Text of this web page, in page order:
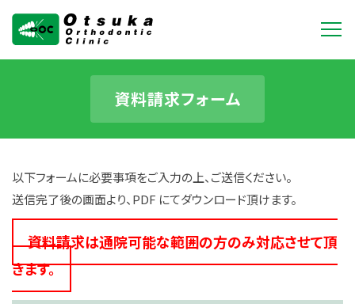
大塚矯正歯科クリニ
資料請求フォーム
以下フォームに必要事項をご入力の上、ご送信ください。
送信完了後の画面より、PDF にてダウンロード頂けます。
資料請求は通院可能な範囲の方のみ対応させて頂
きます。